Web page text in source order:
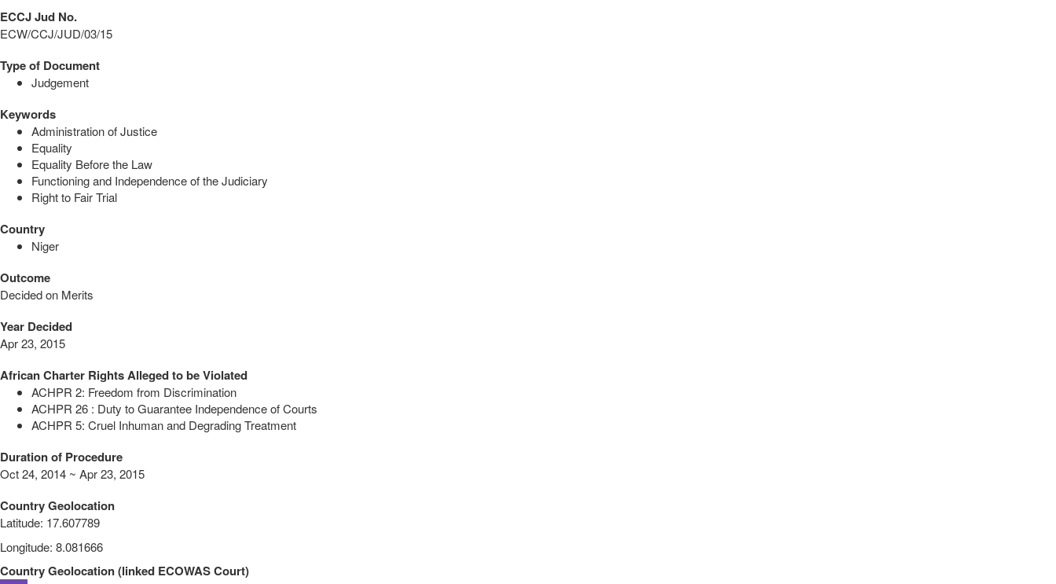
ECCJ Jud No.
ECW/CCJ/JUD/03/15
Type of Document
Judgement
Keywords
Administration of Justice
Equality
Equality Before the Law
Functioning and Independence of the Judiciary
Right to Fair Trial
Country
Niger
Outcome
Decided on Merits
Year Decided
Apr 23, 2015
African Charter Rights Alleged to be Violated
ACHPR 2: Freedom from Discrimination
ACHPR 26 : Duty to Guarantee Independence of Courts
ACHPR 5: Cruel Inhuman and Degrading Treatment
Duration of Procedure
Oct 24, 2014 ~ Apr 23, 2015
Country Geolocation
Latitude: 17.607789
Longitude: 8.081666
Country Geolocation(linked ECOWAS Court)